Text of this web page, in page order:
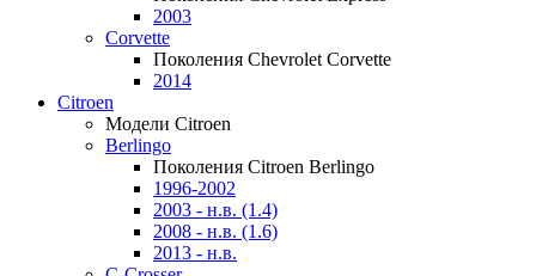
2003
Corvette
Поколения Chevrolet Corvette
2014
Citroen
Модели Citroen
Berlingo
Поколения Citroen Berlingo
1996-2002
2003 - н.в. (1.4)
2008 - н.в. (1.6)
2013 - н.в.